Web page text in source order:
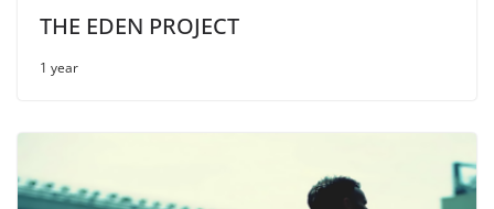
THE EDEN PROJECT
1 year